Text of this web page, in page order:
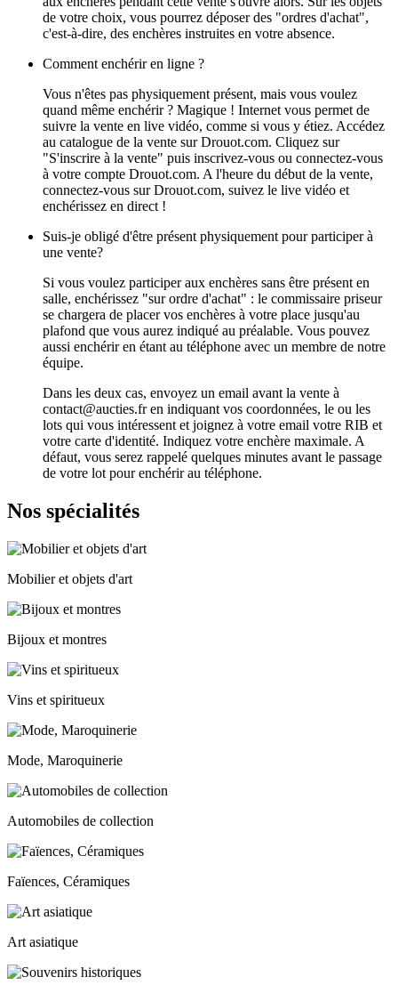
de votre choix, vous pourrez déposer des "ordres d'achat",
c'est-à-dire, des enchères instruites en votre absence.
Comment enchérir en ligne ?
Vous n'êtes pas physiquement présent, mais vous voulez
quand même enchérir ? Magique ! Internet vous permet de
suivre la vente en live vidéo, comme si vous y étiez. Accédez
au catalogue de la vente sur Drouot.com. Cliquez sur
"S'inscrire à la vente" puis inscrivez-vous ou connectez-vous
à votre compte Drouot.com. A l'heure du début de la vente,
connectez-vous sur Drouot.com, suivez le live vidéo et
enchérissez en direct !
Suis-je obligé d'être présent physiquement pour participer à
une vente?
Si vous voulez participer aux enchères sans être présent en
salle, enchérissez "sur ordre d'achat" : le commissaire priseur
se chargera de placer vos enchères à votre place jusqu'au
plafond que vous aurez indiqué au préalable. Vous pouvez
aussi enchérir en étant au téléphone avec un membre de notre
équipe.
Dans les deux cas, envoyez un email avant la vente à
contact@aucties.fr en indiquant vos coordonnées, le ou les
lots qui vous intéressent et joignez à votre email votre RIB et
votre carte d'identité. Indiquez votre enchère maximale. A
défaut, vous serez rappelé quelques minutes avant le passage
de votre lot pour enchérir au téléphone.
Nos spécialités
Mobilier et objets d'art
Bijoux et montres
Vins et spiritueux
Mode, Maroquinerie
Automobiles de collection
Faïences, Céramiques
Art asiatique